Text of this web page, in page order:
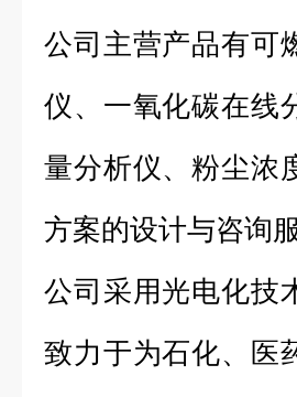
公司主营产品有可
仪、一氧化碳在线
量分析仪、粉尘浓
方案的设计与咨询服
公司采用光电化技
致力于为石化、医